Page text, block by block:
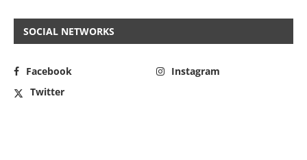
SOCIAL NETWORKS
Facebook
Instagram
Twitter